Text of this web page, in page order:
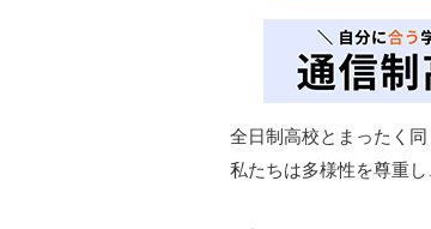
全日制高校とまったく
私たちは多様性を尊重